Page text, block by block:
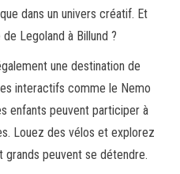
dans un univers créatif. Et
Legoland à Billund ?
une destination de
interactifs comme le Nemo
enfants peuvent participer à
Louez des vélos et explorez
peuvent se détendre.